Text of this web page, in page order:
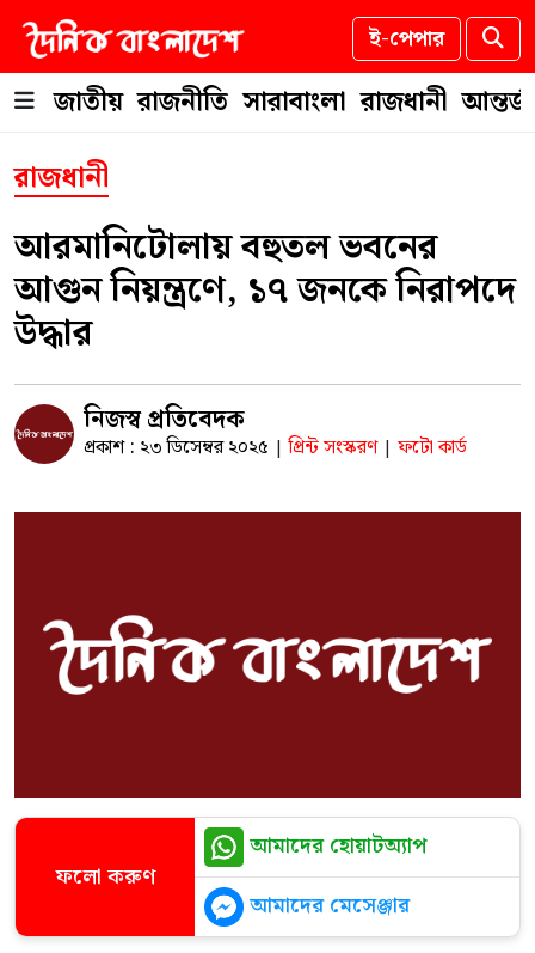
ই-পেপার
জাতীয় রাজনীতি সারাবাংলা রাজধানী
রাজধানী
আরমানিটোলায় বহুতল ভবনের
আগুন নিয়ন্ত্রণে, ১৭ জনকে নিরাপদে
উদ্ধার
নিজস্ব প্রতিবেদক
প্রকাশ : ২৩ ডিসেম্বর ২০২৫ | প্রিন্ট সংস্করণ | ফটো কার্ড
ফলো করুণ
আমাদের হোয়াটঅ্যাপ
আমাদের মেসেঞ্জার